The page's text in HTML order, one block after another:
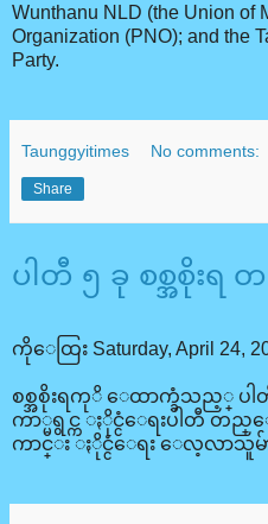
Wunthanu NLD (the Union of
Organization (PNO); and the
Party.
Taunggyitimes No comments:
Share
ပါတီ ၅ ခု စစ္အစိုး
ကိုေထြး Saturday, April 24,
စစ္အစိုးရကုိ ေထာက္ခံသည့္ ပါ
ကာ္မရွင္က ႏိုင္ငံေရးပါတီ တ
ကာင္း ႏိုင္ငံေရး ေလ့လာသူ